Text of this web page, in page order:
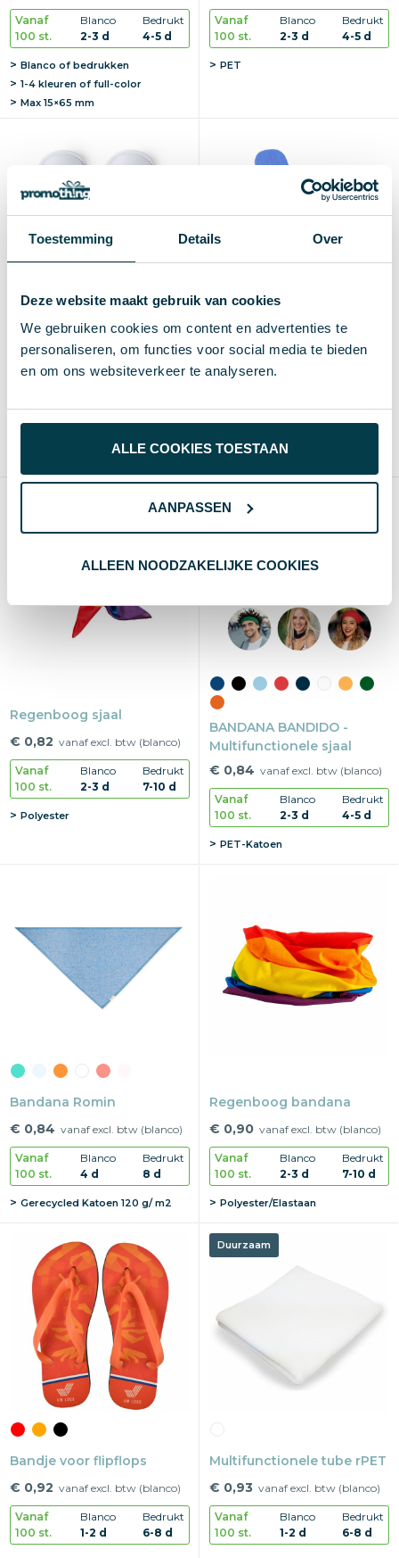
Toestemming Details Over
Deze website maakt gebruik van cookies
We gebruiken cookies om content en advertenties te
personaliseren, om functies voor social media te bieden
en om ons websiteverkeer te analyseren.
ALLE COOKIES TOESTAAN
AANPASSEN
ALLEEN NOODZAKELIJKE COOKIES
Vanaf
100 st.
Blanco
2-3 d
Bedrukt
4-5 d
Blanco of bedrukken
1-4 kleuren of full-color
Max 15×65 mm
Vanaf
100 st.
Blanco
2-3 d
Bedrukt
4-5 d
PET
Slippers Tarkun
Vanaf
100 st.
Blanco
Bedrukt
Katoen/ Polyester
Flip Flops Brasileira
€ 0,73
Vanaf
Blanco
Bedrukt
EVA/ PVC
Regenboog sjaal
€ 0,82 vanaf excl. btw (blanco)
Vanaf
100 st.
Blanco
2-3 d
Bedrukt
7-10 d
Polyester
BANDANA BANDIDO -
Multifunctionele sjaal
€ 0,84 vanaf excl. btw (blanco)
Vanaf
100 st.
Blanco
2-3 d
Bedrukt
4-5 d
PET-Katoen
Bandana Romin
€ 0,84 vanaf excl. btw (blanco)
Vanaf
100 st.
Blanco
4 d
Bedrukt
8 d
Gerecycled Katoen 120 g/ m2
Regenboog bandana
€ 0,90 vanaf excl. btw (blanco)
Vanaf
100 st.
Blanco
2-3 d
Bedrukt
7-10 d
Polyester/Elastaan
Bandje voor flipflops
€ 0,92 vanaf excl. btw (blanco)
Vanaf
100 st.
Blanco
1-2 d
Bedrukt
6-8 d
Duurzaam
Multifunctionele tube rPET
€ 0,93 vanaf excl. btw (blanco)
Vanaf
100 st.
Blanco
1-2 d
Bedrukt
6-8 d